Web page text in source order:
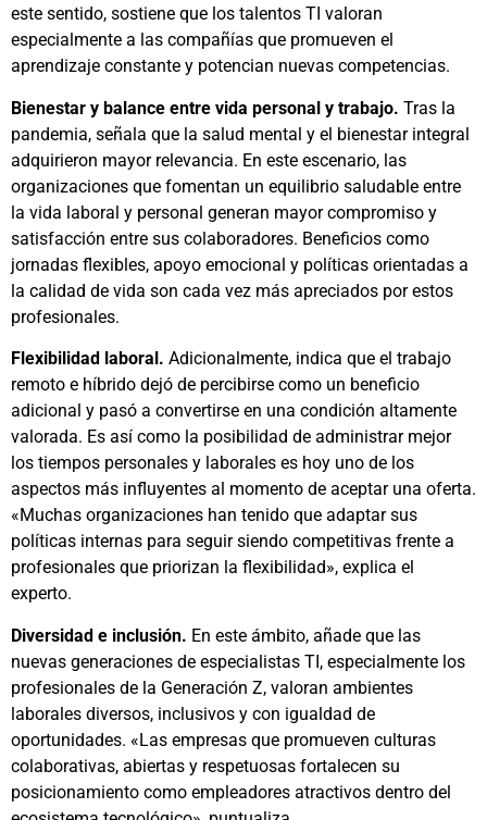
este sentido, sostiene que los talentos TI valoran
especialmente a las compañías que promueven el
aprendizaje constante y potencian nuevas competencias.
Bienestar y balance entre vida personal y trabajo. Tras la
pandemia, señala que la salud mental y el bienestar integral
adquirieron mayor relevancia. En este escenario, las
organizaciones que fomentan un equilibrio saludable entre
la vida laboral y personal generan mayor compromiso y
satisfacción entre sus colaboradores. Beneficios como
jornadas flexibles, apoyo emocional y políticas orientadas a
la calidad de vida son cada vez más apreciados por estos
profesionales.
Flexibilidad laboral. Adicionalmente, indica que el trabajo
remoto e híbrido dejó de percibirse como un beneficio
adicional y pasó a convertirse en una condición altamente
valorada. Es así como la posibilidad de administrar mejor
los tiempos personales y laborales es hoy uno de los
aspectos más influyentes al momento de aceptar una oferta.
«Muchas organizaciones han tenido que adaptar sus
políticas internas para seguir siendo competitivas frente a
profesionales que priorizan la flexibilidad», explica el
experto.
Diversidad e inclusión. En este ámbito, añade que las
nuevas generaciones de especialistas TI, especialmente los
profesionales de la Generación Z, valoran ambientes
laborales diversos, inclusivos y con igualdad de
oportunidades. «Las empresas que promueven culturas
colaborativas, abiertas y respetuosas fortalecen su
posicionamiento como empleadores atractivos dentro del